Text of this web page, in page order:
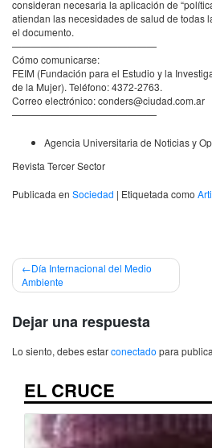
consideran necesaria la aplicación de
atiendan las necesidades de salud de todas
el documento.
———————————————
Cómo comunicarse:
FEIM (Fundación para el Estudio y la
de la Mujer). Teléfono: 4372-2763.
Correo electrónico: conders@ciudad.com.ar
———————————————
Agencia Universitaria de Noticias y
Revista Tercer Sector
Publicada en Sociedad | Etiquetada como
Navegación
de
entradas
Día Internacional del Medio
Ambiente
Dejar una respuesta
Lo siento, debes estarconectado para
EL CRUCE